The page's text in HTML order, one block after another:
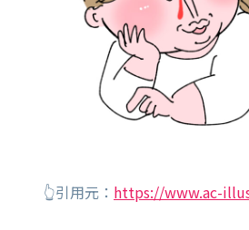
👆引用元： https://www.ac-